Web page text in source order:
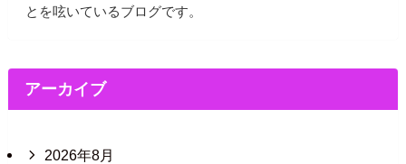
とを呟いているブログです。
アーカイブ
2026年8月